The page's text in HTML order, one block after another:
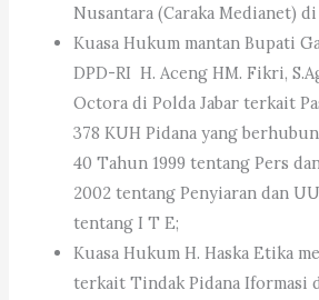
Nusantara (Caraka Medianet)
Kuasa Hukum mantan Bupati
DPD-RI H. Aceng HM. Fikri,
Octora di Polda Jabar terkait
378 KUH Pidana yang
40 Tahun 1999 tentang Pers
2002 tentang Penyiaran dan
tentang I T E;
Kuasa Hukum H. Haska Etika
terkait Tindak Pidana Iformasi